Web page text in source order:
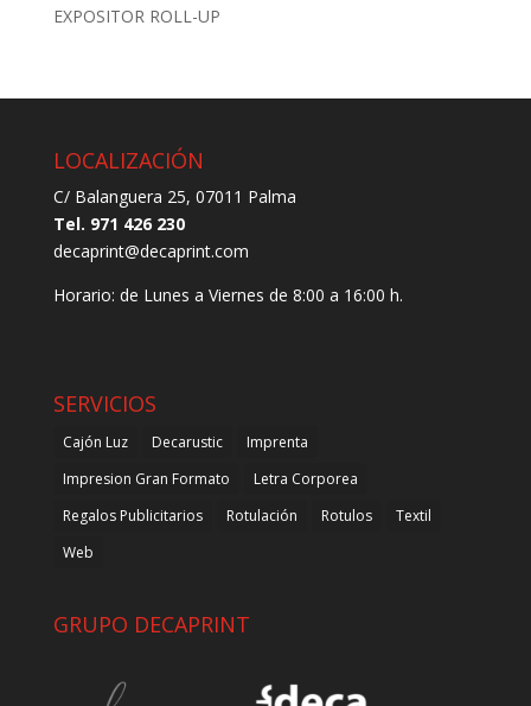
EXPOSITOR ROLL-UP
LOCALIZACIÓN
C/ Balanguera 25, 07011 Palma
Tel. 971 426 230
decaprint@decaprint.com
Horario: de Lunes a Viernes de 8:00 a 16:00 h.
SERVICIOS
Cajón Luz Decarustic
Imprenta
Impresion Gran Formato
Letra Corporea
Regalos Publicitarios
Rotulación Rotulos
Textil
Web
GRUPO DECAPRINT